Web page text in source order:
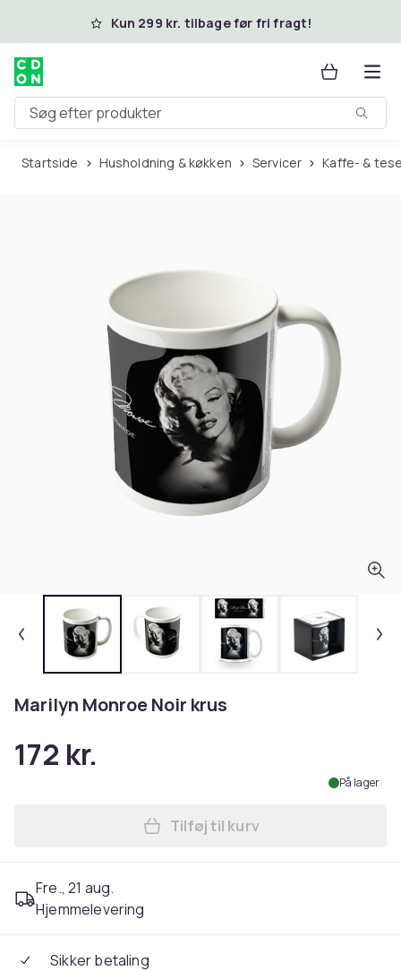
Spring til hovedindhold
Kun 299 kr. tilbage før fri fragt!
Søg efter produkter
Startside Husholdning & køkken Servicer Kaffe- &
Marilyn Monroe Noir krus
172 kr.
På lager
Læg Marilyn Monroe Noir
Tilføj til kurv
Fre., 21 aug.
Hjemmelevering
Sikker betaling